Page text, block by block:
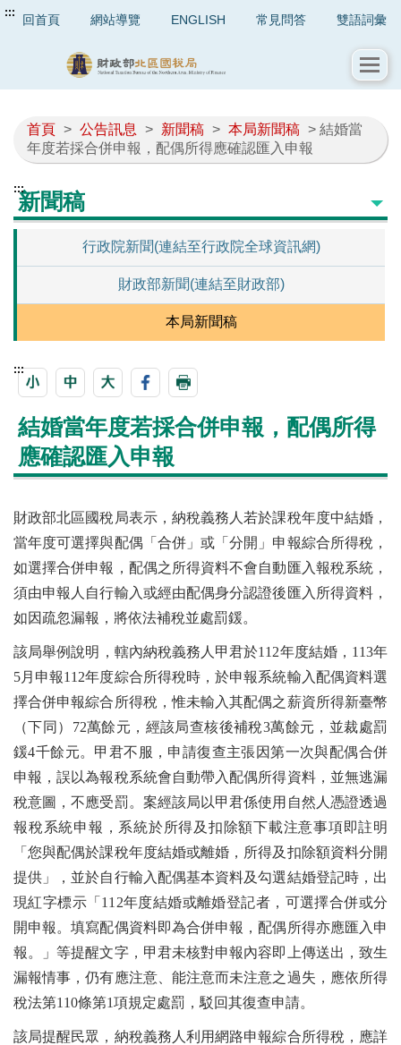
::: 回首頁 網站導覽 ENGLISH 常見問答 雙語詞彙
首頁 > 公告訊息 > 新聞稿 > 本局新聞稿 > 結婚當
年度若採合併申報，配偶所得應確認匯入申報
:::新聞稿
行政院新聞(連結至行政院全球資訊網)
財政部新聞(連結至財政部)
本局新聞稿
:::
結婚當年度若採合併申報，配偶所得
應確認匯入申報
財政部北區國稅局表示，納稅義務人若於課稅年度中結婚，
當年度可選擇與配偶「合併」或「分開」申報綜合所得稅，
如選擇合併申報，配偶之所得資料不會自動匯入報稅系統，
須由申報人自行輸入或經由配偶身分認證後匯入所得資料，
如因疏忽漏報，將依法補稅並處罰鍰。
該局舉例說明，轄內納稅義務人甲君於112年度結婚，113年
5月申報112年度綜合所得稅時，於申報系統輸入配偶資料選
擇合併申報綜合所得稅，惟未輸入其配偶之薪資所得新臺幣
（下同）72萬餘元，經該局查核後補稅3萬餘元，並裁處罰
鍰4千餘元。甲君不服，申請復查主張因第一次與配偶合併
申報，誤以為報稅系統會自動帶入配偶所得資料，並無逃漏
稅意圖，不應受罰。案經該局以甲君係使用自然人憑證透過
報稅系統申報，系統於所得及扣除額下載注意事項即註明
「您與配偶於課稅年度結婚或離婚，所得及扣除額資料分開
提供」，並於自行輸入配偶基本資料及勾選結婚登記時，出
現紅字標示「112年度結婚或離婚登記者，可選擇合併或分
開申報。填寫配偶資料即為合併申報，配偶所得亦應匯入申
報。」等提醒文字，甲君未核對申報內容即上傳送出，致生
漏報情事，仍有應注意、能注意而未注意之過失，應依所得
稅法第110條第1項規定處罰，駁回其復查申請。
該局提醒民眾，納稅義務人利用網路申報綜合所得稅，應詳